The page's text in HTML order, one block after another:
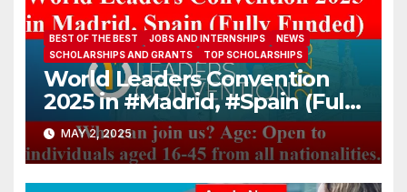
BEST OF THE BEST JOBS AND INTERNSHIPS
NEWS
SCHOLARSHIPS AND GRANTS
TOP SCHOLARSHIPS
World Leaders Convention
2025 in #Madrid, #Spain (Fully
Funded)
MAY 2, 2025